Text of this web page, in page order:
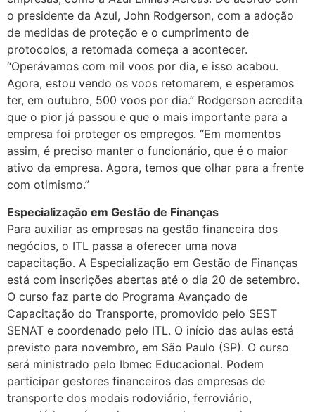
o presidente da Azul, John Rodgerson, com a adoção
de medidas de proteção e o cumprimento de
protocolos, a retomada começa a acontecer.
“Operávamos com mil voos por dia, e isso acabou.
Agora, estou vendo os voos retomarem, e esperamos
ter, em outubro, 500 voos por dia.” Rodgerson acredita
que o pior já passou e que o mais importante para a
empresa foi proteger os empregos. “Em momentos
assim, é preciso manter o funcionário, que é o maior
ativo da empresa. Agora, temos que olhar para a frente
com otimismo.”
Especialização em Gestão de Finanças
Para auxiliar as empresas na gestão financeira dos
negócios, o ITL passa a oferecer uma nova
capacitação. A Especialização em Gestão de Finanças
está com inscrições abertas até o dia 20 de setembro.
O curso faz parte do Programa Avançado de
Capacitação do Transporte, promovido pelo SEST
SENAT e coordenado pelo ITL. O início das aulas está
previsto para novembro, em São Paulo (SP). O curso
será ministrado pelo Ibmec Educacional. Podem
participar gestores financeiros das empresas de
transporte dos modais rodoviário, ferroviário,